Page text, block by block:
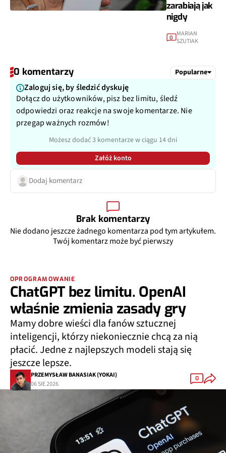
zarabiają jak
nigdy
0 MARIAN
SZUTIAK
0 komentarzy Popularne
Zaloguj się, by śledzić dyskuję
Dołącz do użytkowników, pisz bez limitu, śledź
odpowiedzi oraz reakcje na swoje komentarze. Nie
przegap ważnych rozmów!
Możesz dodać 3 komentarze w ciągu 14 dni
Załóż konto
Dodaj komentarz
Brak komentarzy
Nie dodano jeszcze żadnego komentarza pod tym artykułem.
Twój komentarz może być pierwszy
OPROGRAMOWANIE
ChatGPT bez limitu. OpenAI
właśnie zmienia zasady gry
Mamy dobre wieści dla fanów sztucznej
inteligencji, którzy niekoniecznie chcą za nią
płacić. Jedne z najlepszych modeli stają się
jeszcze lepsze.
PRZEMYSŁAW BANASIAK (YOKAI)
06 SIE 2026
0